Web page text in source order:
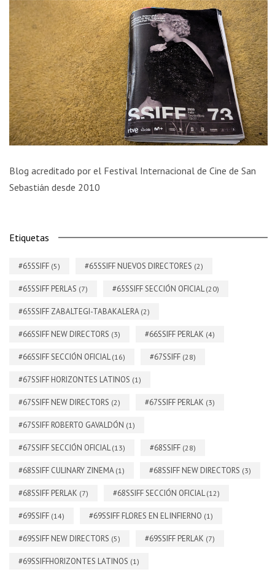
Blog acreditado por el Festival Internacional de Cine de San
Sebastián desde 2010
Etiquetas
#65SSIFF (5) #65SSIFF NUEVOS DIRECTORES (2)
#65SSIFF PERLAS (7) #65SSIFF SECCIÓN OFICIAL(20)
#65SSIFF ZABALTEGI-TABAKALERA (2)
#66SSIFF NEW DIRECTORS (3) #66SSIFF PERLAK (4)
#66SSIFF SECCIÓN OFICIAL(16) #67SSIFF (28)
#67SSIFF HORIZONTES LATINOS (1)
#67SSIFF NEW DIRECTORS (2) #67SSIFF PERLAK (3)
#67SSIFF ROBERTO GAVALDÓN (1)
#67SSIFF SECCIÓN OFICIAL(13) #68SSIFF (28)
#68SSIFF CULINARY ZINEMA (1) #68SSIFF NEW DIRECTORS (3)
#68SSIFF PERLAK (7) #68SSIFF SECCIÓN OFICIAL(12)
#69SSIFF (14) #69SSIFF FLORES EN EL INFIERNO (1)
#69SSIFF NEW DIRECTORS (5) #69SSIFF PERLAK (7)
#69SSIFFHORIZONTES LATINOS (1)